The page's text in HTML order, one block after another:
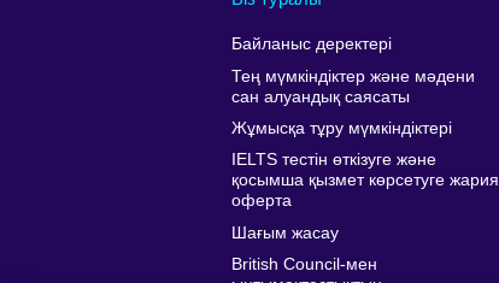
Байланыс деректері
Тең мүмкіндіктер және мәдени
сан алуандық саясаты
Жұмысқа тұру мүмкіндіктері
IELTS тестін өткізуге және
қосымша қызмет көрсетуге жария
оферта
Шағым жасау
British Council-мен